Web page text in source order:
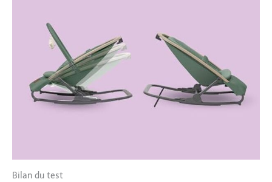
transat dispose d'une
têtière très douce et
offrant un bon
maintien, pour que
votre bébé bénéficie
d'un confort luxueux
Bilan du test